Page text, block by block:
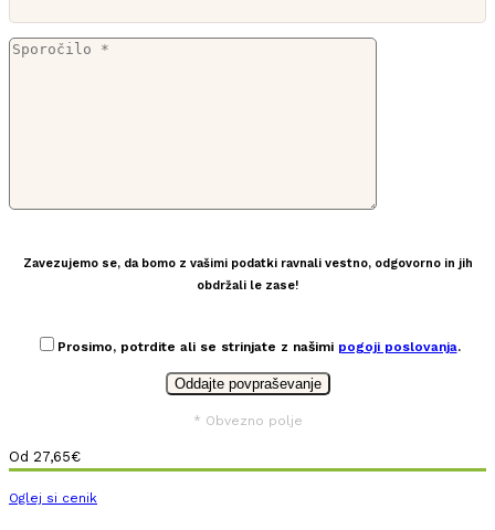
Zavezujemo se, da bomo z vašimi podatki ravnali vestno, odgovorno in jih
obdržali le zase!
Prosimo, potrdite ali se strinjate z našimi pogoji poslovanja.
* Obvezno polje
Od 27,65€
Oglej si cenik